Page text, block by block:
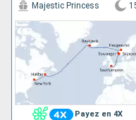
Payez en 4X
Majestic Princess